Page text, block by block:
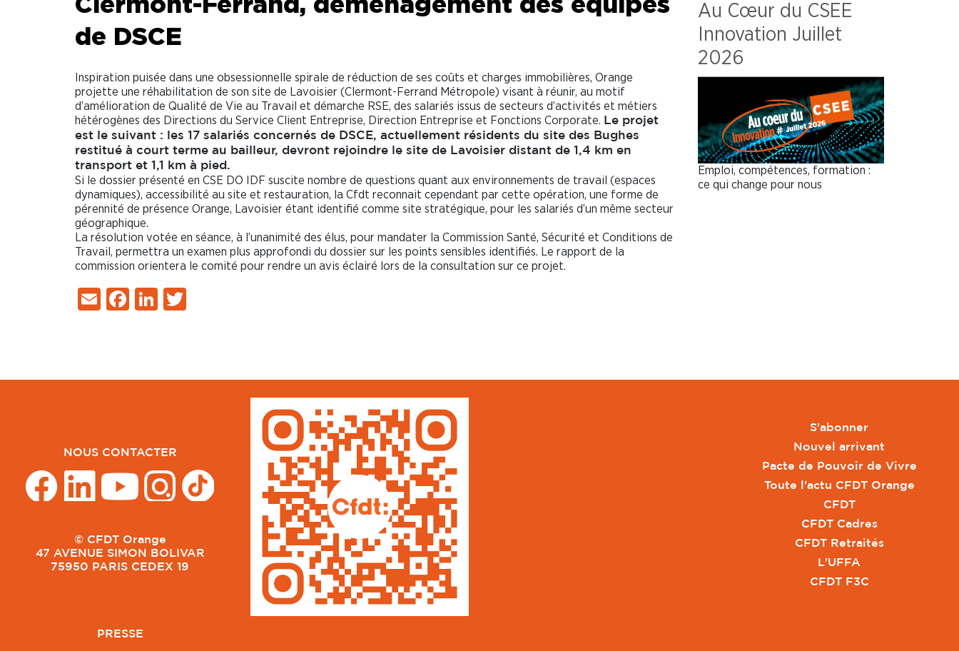
de DSCE
Inspiration puisée dans une obsessionnelle spirale de réduction de ses coûts et charges immobilières, Orange
projette une réhabilitation de son site de Lavoisier (Clermont-Ferrand Métropole) visant à réunir, au motif
d’amélioration de Qualité de Vie au Travail et démarche RSE, des salariés issus de secteurs d’activités et métiers
hétérogènes des Directions du Service Client Entreprise, Direction Entreprise et Fonctions Corporate. Le projet
est le suivant : les 17 salariés concernés de DSCE, actuellement résidents du site des Bughes
restitué à court terme au bailleur, devront rejoindre le site de Lavoisier distant de 1,4 km en
transport et 1,1 km à pied.
Si le dossier présenté en CSE DO IDF suscite nombre de questions quant aux environnements de travail (espaces
dynamiques), accessibilité au site et restauration, la Cfdt reconnait cependant par cette opération, une forme de
pérennité de présence Orange, Lavoisier étant identifié comme site stratégique, pour les salariés d’un même secteur
géographique.
La résolution votée en séance, à l’unanimité des élus, pour mandater la Commission Santé, Sécurité et Conditions de
Travail, permettra un examen plus approfondi du dossier sur les points sensibles identifiés. Le rapport de la
commission orientera le comité pour rendre un avis éclairé lors de la consultation sur ce projet.
EmailFacebook
LinkedIn
Au Cœur du CSEE
Innovation Juillet
2026
Emploi, compétences, formation :
ce qui change pour nous
NOUS CONTACTER
© CFDT Orange
47 AVENUE SIMON BOLIVAR
75950 PARIS CEDEX 19
S'abonner
Nouvel arrivant
Pacte de Pouvoir de Vivre
Toute l'actu CFDT Orange
CFDT
CFDT Cadres
CFDT Retraités
L'UFFA
CFDT F3C
PRESSE